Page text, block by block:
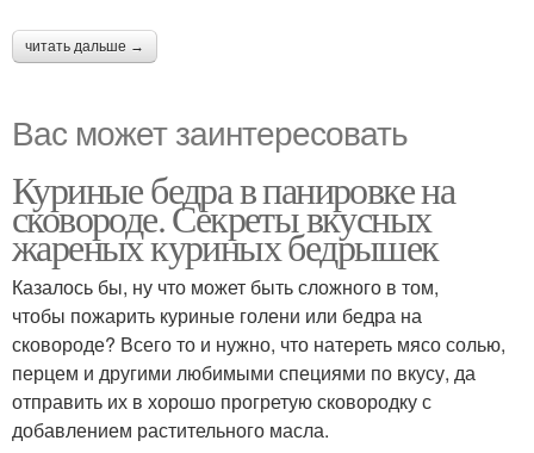
читать дальше →
Вас может заинтересовать
Куриные бедра в панировке на
сковороде. Секреты вкусных
жареных куриных бедрышек
Казалось бы, ну что может быть сложного в том,
чтобы пожарить куриные голени или бедра на
сковороде? Всего то и нужно, что натереть мясо солью,
перцем и другими любимыми специями по вкусу, да
отправить их в хорошо прогретую сковородку с
добавлением растительного масла.